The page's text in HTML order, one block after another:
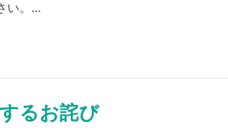
い。...
るお詫び